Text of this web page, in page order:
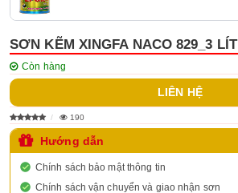
SƠN KẼM XINGFA NACO 829_3 LÍT
Còn hàng
LIÊN HỆ
190
Hướng dẫn
Chính sách bảo mật thông tin
Chính sách vận chuyển và giao nhận sơn